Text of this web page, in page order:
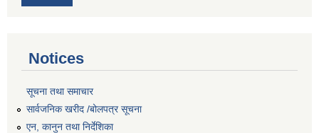
Notices
सूचना तथा समाचार
सार्वजनिक खरीद /बोलपत्र सूचना
एन, कानुन तथा निर्देशिका